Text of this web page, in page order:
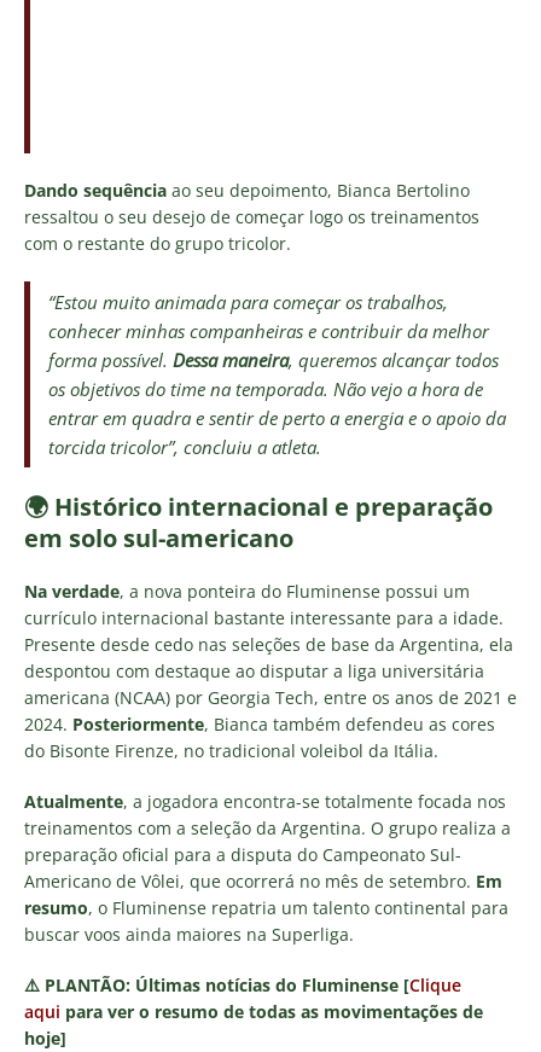
Dando sequência ao seu depoimento, Bianca Bertolino
ressaltou o seu desejo de começar logo os treinamentos
com o restante do grupo tricolor.
“Estou muito animada para começar os trabalhos,
conhecer minhas companheiras e contribuir da melhor
forma possível. Dessa maneira, queremos alcançar todos
os objetivos do time na temporada. Não vejo a hora de
entrar em quadra e sentir de perto a energia e o apoio da
torcida tricolor”, concluiu a atleta.
🌍 Histórico internacional e preparação
em solo sul-americano
Na verdade, a nova ponteira do Fluminense possui um
currículo internacional bastante interessante para a idade.
Presente desde cedo nas seleções de base da Argentina, ela
despontou com destaque ao disputar a liga universitária
americana (NCAA) por Georgia Tech, entre os anos de 2021 e
2024. Posteriormente, Bianca também defendeu as cores
do Bisonte Firenze, no tradicional voleibol da Itália.
Atualmente, a jogadora encontra-se totalmente focada nos
treinamentos com a seleção da Argentina. O grupo realiza a
preparação oficial para a disputa do Campeonato Sul-
Americano de Vôlei, que ocorrerá no mês de setembro. Em
resumo, o Fluminense repatria um talento continental para
buscar voos ainda maiores na Superliga.
⚠️ PLANTÃO: Últimas notícias do Fluminense [Clique
aqui para ver o resumo de todas as movimentações de
hoje]